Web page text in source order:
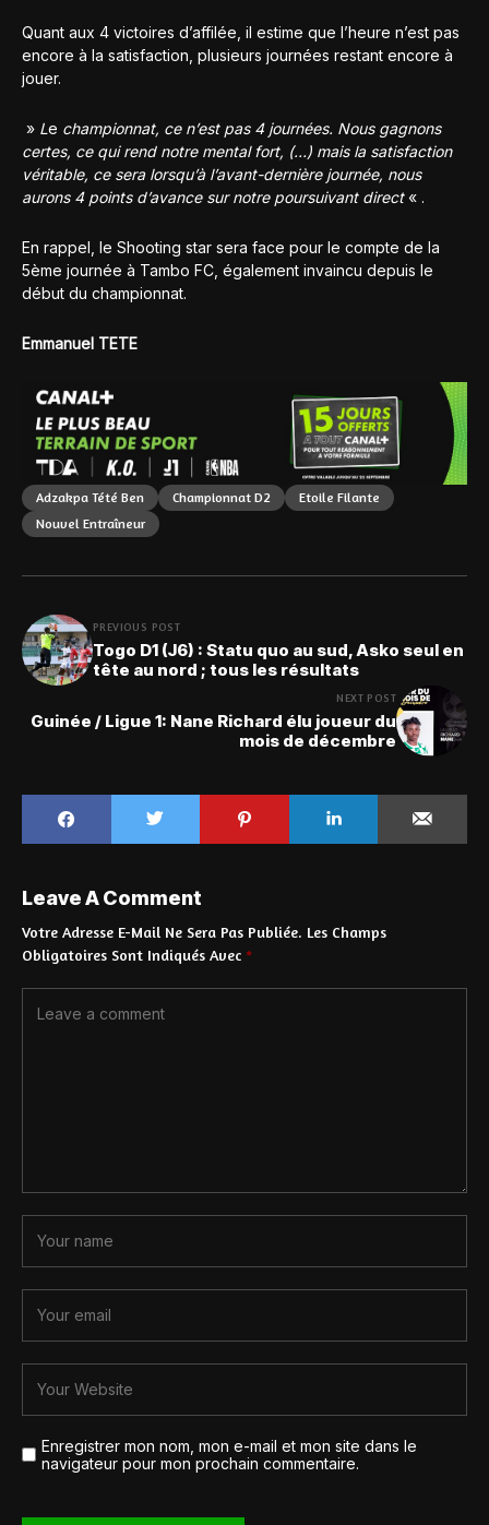
Quant aux 4 victoires d’affilée, il estime que l’heure n’est pas
encore à la satisfaction, plusieurs journées restant encore à
jouer.
» Le championnat, ce n’est pas 4 journées. Nous gagnons
certes, ce qui rend notre mental fort, (…) mais la satisfaction
véritable, ce sera lorsqu’à l’avant-dernière journée, nous
aurons 4 points d’avance sur notre poursuivant direct« .
En rappel, le Shooting star sera face pour le compte de la
5ème journée à Tambo FC, également invaincu depuis le
début du championnat.
Emmanuel TETE
Adzakpa Tété Ben Championnat D2
Etoile Filante
Nouvel Entraîneur
PREVIOUS POST
Togo D1 (J6) : Statu quo au sud, Asko seul en
tête au nord ; tous les résultats
NEXT POST
Guinée / Ligue 1: Nane Richard élu joueur du
mois de décembre
Leave A Comment
Votre Adresse E-Mail Ne Sera Pas Publiée. Les Champs
Obligatoires Sont Indiqués Avec *
Enregistrer mon nom, mon e-mail et mon site dans le
navigateur pour mon prochain commentaire.